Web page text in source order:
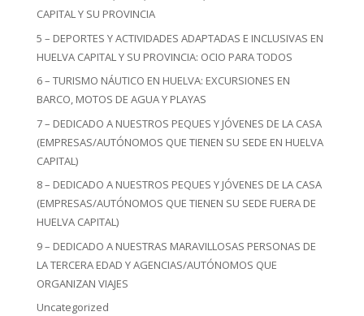
CAPITAL Y SU PROVINCIA
5 – DEPORTES Y ACTIVIDADES ADAPTADAS E INCLUSIVAS EN
HUELVA CAPITAL Y SU PROVINCIA: OCIO PARA TODOS
6 – TURISMO NÁUTICO EN HUELVA: EXCURSIONES EN
BARCO, MOTOS DE AGUA Y PLAYAS
7 – DEDICADO A NUESTROS PEQUES Y JÓVENES DE LA CASA
(EMPRESAS/AUTÓNOMOS QUE TIENEN SU SEDE EN HUELVA
CAPITAL)
8 – DEDICADO A NUESTROS PEQUES Y JÓVENES DE LA CASA
(EMPRESAS/AUTÓNOMOS QUE TIENEN SU SEDE FUERA DE
HUELVA CAPITAL)
9 – DEDICADO A NUESTRAS MARAVILLOSAS PERSONAS DE
LA TERCERA EDAD Y AGENCIAS/AUTÓNOMOS QUE
ORGANIZAN VIAJES
Uncategorized